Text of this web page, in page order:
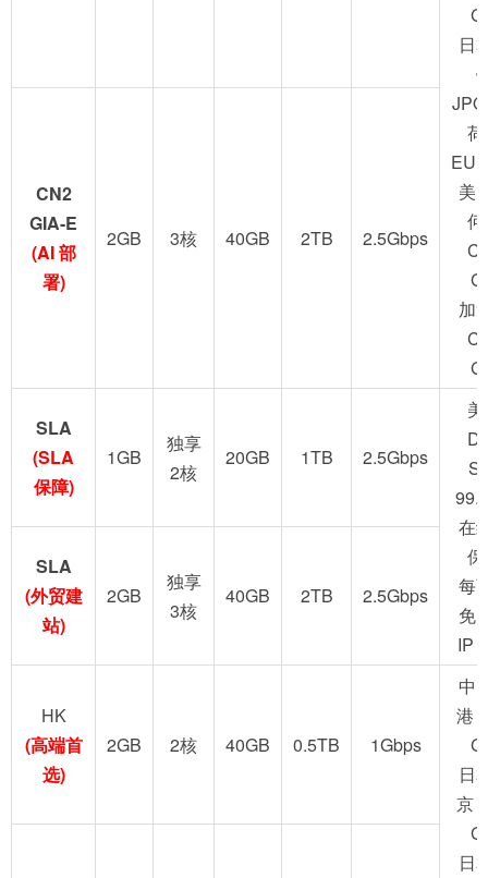
日
美
加
CN2
GIA-E
(AI 部
署)
2GB 3核 40GB 2TB 2.5Gbps
SLA
(SLA
保障)
1GB
独享
2核
20GB 1TB 2.5Gbps
在
每
免
IP
SLA
(外贸建
站)
2GB
独享
3核
40GB 2TB 2.5Gbps
HK
(高端首
选)
2GB 2核 40GB 0.5TB 1Gbps
中
港
日
京
日